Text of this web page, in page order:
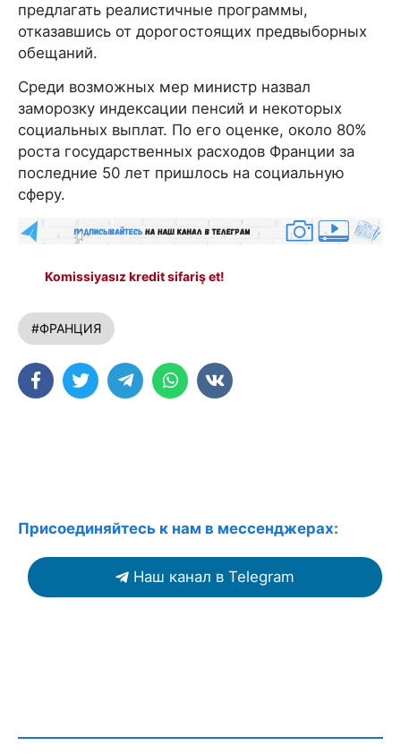
предлагать реалистичные программы,
отказавшись от дорогостоящих предвыборных
обещаний.
Среди возможных мер министр назвал
заморозку индексации пенсий и некоторых
социальных выплат. По его оценке, около 80%
роста государственных расходов Франции за
последние 50 лет пришлось на социальную
сферу.
Komissiyasız kredit sifariş et!
#ФРАНЦИЯ
Присоединяйтесь к нам в мессенджерах:
Наш канал в Telegram